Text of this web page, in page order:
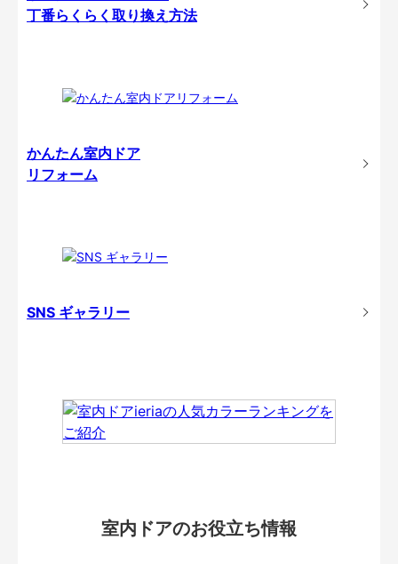
丁番らくらく取り換え方法
かんたん室内ドア
リフォーム
SNS ギャラリー
室内ドアのお役立ち情報